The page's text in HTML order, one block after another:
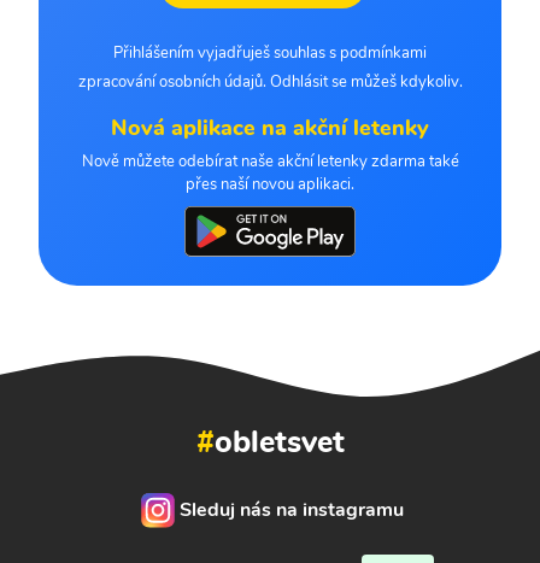
Přihlášením vyjadřuješ souhlas s podmínkami
zpracování osobních údajů. Odhlásit se můžeš kdykoliv.
Nová aplikace na akční letenky
Nově můžete odebírat naše akční letenky zdarma také
přes naší novou aplikaci.
#obletsvet
Sleduj nás na instagramu